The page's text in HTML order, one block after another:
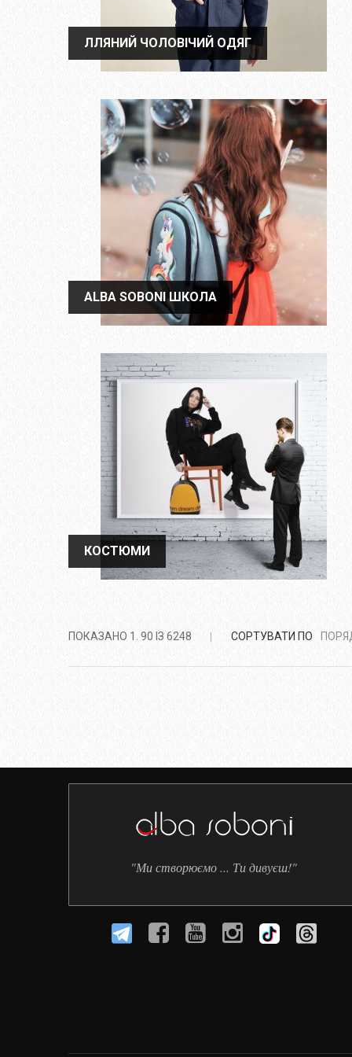
ЛЛЯНИЙ ЧОЛОВІЧИЙ ОДЯГ
ЛЛЯНИЙ ЧОЛОВІЧИЙ ОДЯГ
ALBA SOBONI ШКОЛА
ALBA SOBONI ШКОЛА
КОСТЮМИ
КОСТЮМИ
ПОКАЗАНО 1. 90 ІЗ 6248 СОРТУВАТИ ПО
"Ми створюємо ... Ти дивуєш!"